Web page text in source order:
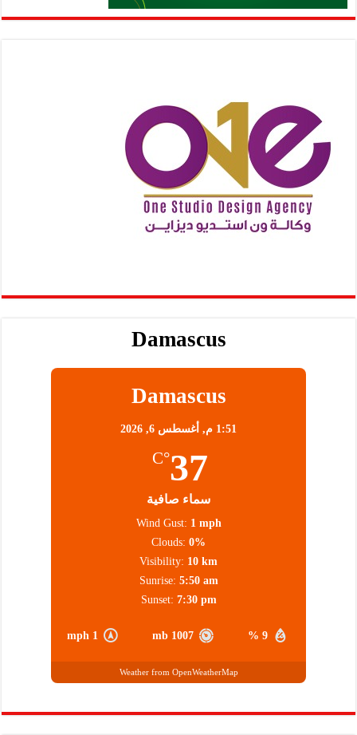
Damascus
Damascus
1:51 م, أغسطس 6, 2026
37
°C
سماء صافية
9 %
1007 mb
1 mph
Wind Gust: 1 mph
Clouds: 0%
Visibility: 10 km
Sunrise: 5:50 am
Sunset: 7:30 pm
Weather from OpenWeatherMap